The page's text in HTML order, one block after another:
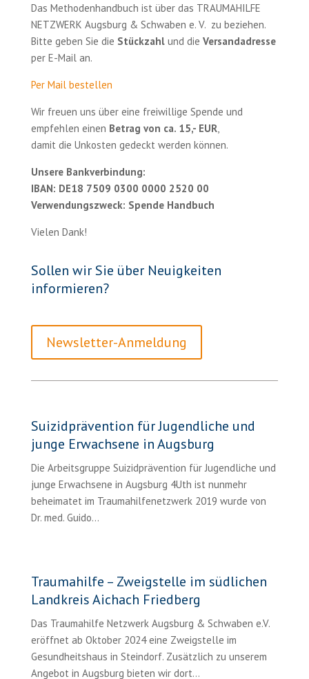
Das Methodenhandbuch ist über das TRAUMAHILFE
NETZWERK Augsburg & Schwaben e. V. zu beziehen.
Bitte geben Sie die Stückzahlund die Versandadresse
per E-Mail an.
Per Mail bestellen
Wir freuen uns über eine freiwillige Spende und
empfehlen einen Betrag von ca. 15,- EUR,
damit die Unkosten gedeckt werden können.
Unsere Bankverbindung:
IBAN: DE18 7509 0300 0000 2520 00
Verwendungszweck: Spende Handbuch
Vielen Dank!
Sollen wir Sie über Neuigkeiten
informieren?
Newsletter-Anmeldung
Suizidprävention für Jugendliche und
junge Erwachsene in Augsburg
Die Arbeitsgruppe Suizidprävention für Jugendliche und
junge Erwachsene in Augsburg 4Uth ist nunmehr
beheimatet im Traumahilfenetzwerk 2019 wurde von
Dr. med. Guido...
Traumahilfe – Zweigstelle im südlichen
Landkreis Aichach Friedberg
Das Traumahilfe Netzwerk Augsburg & Schwaben e.V.
eröffnet ab Oktober 2024 eine Zweigstelle im
Gesundheitshaus in Steindorf. Zusätzlich zu unserem
Angebot in Augsburg bieten wir dort…